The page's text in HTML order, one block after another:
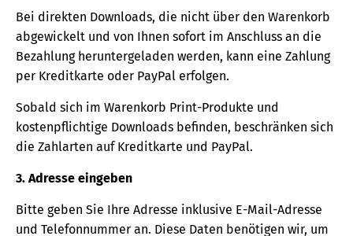
Bei direkten Downloads, die nicht über den Warenkorb
abgewickelt und von Ihnen sofort im Anschluss an die
Bezahlung heruntergeladen werden, kann eine Zahlung
per Kreditkarte oder PayPal erfolgen.
Sobald sich im Warenkorb Print-Produkte und
kostenpflichtige Downloads befinden, beschränken sich
die Zahlarten auf Kreditkarte und PayPal.
3. Adresse eingeben
Bitte geben Sie Ihre Adresse inklusive E-Mail-Adresse
und Telefonnummer an. Diese Daten benötigen wir, um